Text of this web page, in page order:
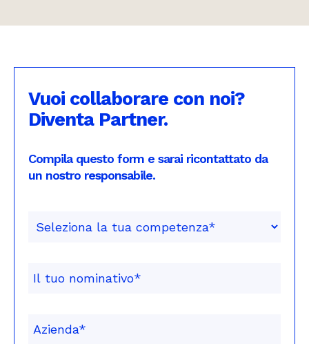
Vuoi collaborare con noi?
Diventa Partner.
Compila questo form e sarai ricontattato da
un nostro responsabile.